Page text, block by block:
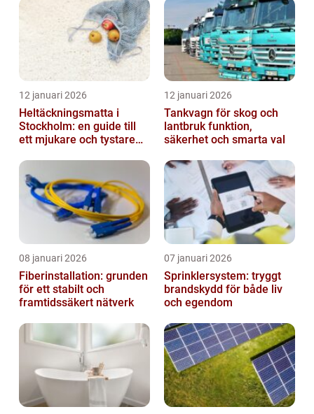
12 januari 2026
Heltäckningsmatta i
Stockholm: en guide till
ett mjukare och tystare
12 januari 2026
Tankvagn för skog och
lantbruk funktion,
säkerhet och smarta val
08 januari 2026
Fiberinstallation: grunden
för ett stabilt och
framtidssäkert nätverk
07 januari 2026
Sprinklersystem: tryggt
brandskydd för både liv
och egendom